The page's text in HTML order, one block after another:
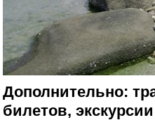
Дополнительно:
билетов,